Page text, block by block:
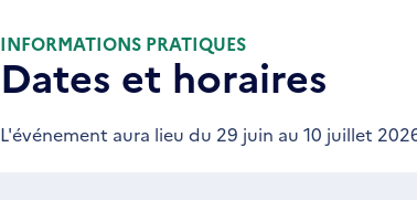
INFORMATIONS PRATIQUES
Dates et horaires
L'événement aura lieu du 29 juin au 10 juillet